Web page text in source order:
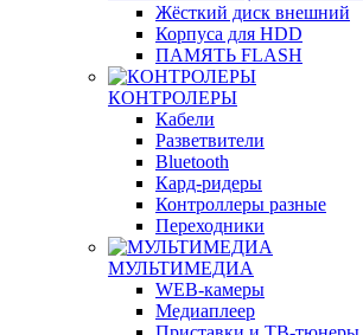
Жёсткий диск внешний
Корпуса для HDD
ПАМЯТЬ FLASH
КОНТРОЛЕРЫ
Кабели
Разветвители
Bluetooth
Кард-ридеры
Контроллеры разные
Переходники
МУЛЬТИМЕДИА
WEB-камеры
Медиаплеер